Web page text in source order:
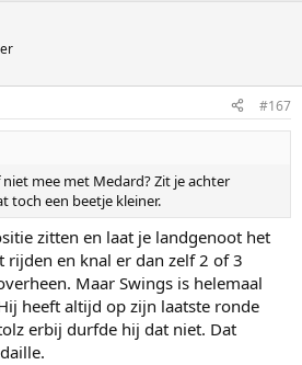
#167
mee met Medard? Zit je achter
toch een beetje kleiner.
zitten en laat je landgenoot het
en knal er dan zelf 2 of 3
Maar Swings is helemaal
heeft altijd op zijn laatste ronde
erbij durfde hij dat niet. Dat